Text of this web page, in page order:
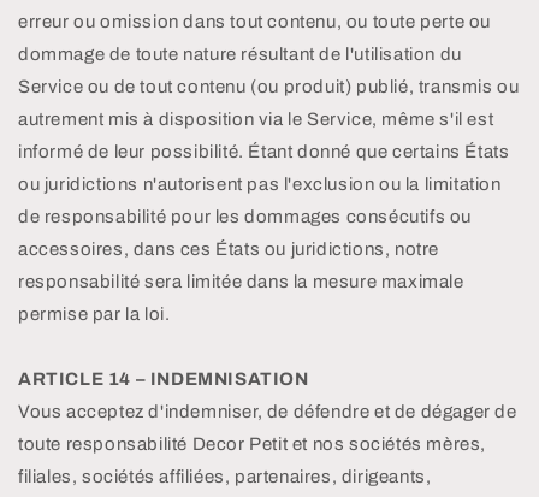
erreur ou omission dans tout contenu, ou toute perte ou
dommage de toute nature résultant de l'utilisation du
Service ou de tout contenu (ou produit) publié, transmis ou
autrement mis à disposition via le Service, même s'il est
informé de leur possibilité. Étant donné que certains États
ou juridictions n'autorisent pas l'exclusion ou la limitation
de responsabilité pour les dommages consécutifs ou
accessoires, dans ces États ou juridictions, notre
responsabilité sera limitée dans la mesure maximale
permise par la loi.
ARTICLE 14 – INDEMNISATION
Vous acceptez d'indemniser, de défendre et de dégager de
toute responsabilité Decor Petit et nos sociétés mères,
filiales, sociétés affiliées, partenaires, dirigeants,